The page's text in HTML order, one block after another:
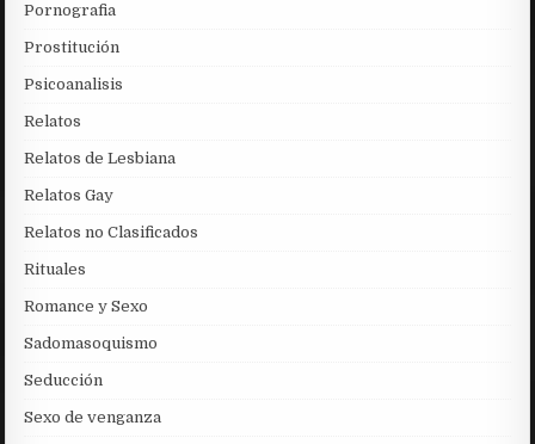
Pornografia
Prostitución
Psicoanalisis
Relatos
Relatos de Lesbiana
Relatos Gay
Relatos no Clasificados
Rituales
Romance y Sexo
Sadomasoquismo
Seducción
Sexo de venganza